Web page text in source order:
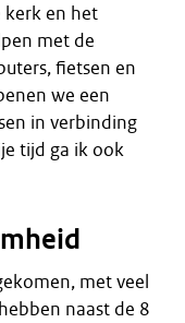
kerk en het
met de
fietsen en
we een
in verbinding
tijd ga ik ook
met veel
naast de 8